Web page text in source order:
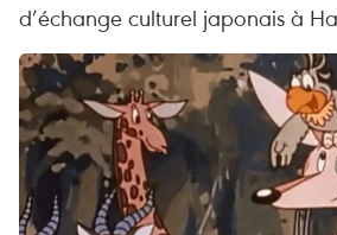
d’échange culturel japonais à